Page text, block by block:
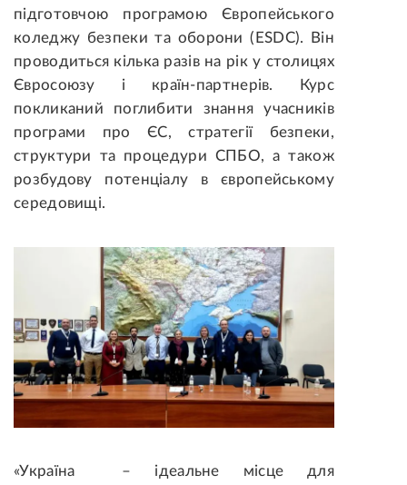
підготовчою програмою Європейського
коледжу безпеки та оборони (ESDC). Він
проводиться кілька разів на рік у столицях
Євросоюзу і країн-партнерів. Курс
покликаний поглибити знання учасників
програми про ЄС, стратегії безпеки,
структури та процедури СПБО, а також
розбудову потенціалу в європейському
середовищі.
«Україна – ідеальне місце для